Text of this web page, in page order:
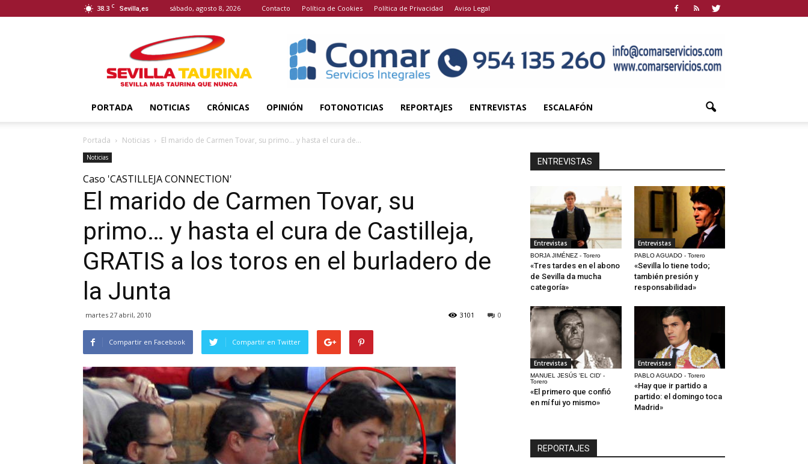
38.3 C Sevilla,es sábado, agosto 8, 2026 Contacto Política de Cookies Política de Privacidad Aviso Legal
Taurina
PORTADA NOTICIAS CRÓNICAS OPINIÓN FOTONOTICIAS REPORTAJES ENTREVISTAS ESCALAFÓN
Portada Noticias El marido de Carmen Tovar, su primo… y hasta el cura de...
Noticias
Caso 'CASTILLEJA CONNECTION'
El marido de Carmen Tovar, su
primo… y hasta el cura de Castilleja,
GRATIS a los toros en el burladero de
la Junta
martes 27 abril, 2010 0
3101
Compartir en Facebook Compartir en Twitter
ENTREVISTAS
Entrevistas
BORJA JIMÉNEZ - Torero
«Tres tardes en el abono
de Sevilla da mucha
categoría»
Entrevistas
PABLO AGUADO - Torero
«Sevilla lo tiene todo;
también presión y
responsabilidad»
Entrevistas
MANUEL JESÚS 'EL CID' -
Torero
«El primero que confió
en mí fui yo mismo»
Entrevistas
PABLO AGUADO - Torero
«Hay que ir partido a
partido: el domingo toca
Madrid»
REPORTAJES